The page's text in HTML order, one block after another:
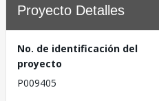
Proyecto Detalles
No. de identificación del
proyecto
P009405